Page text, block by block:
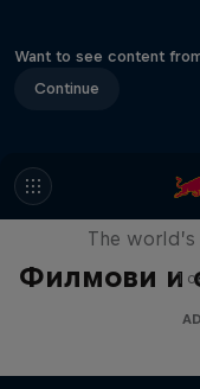
Want to see content
Continue
Филмови и
The
1